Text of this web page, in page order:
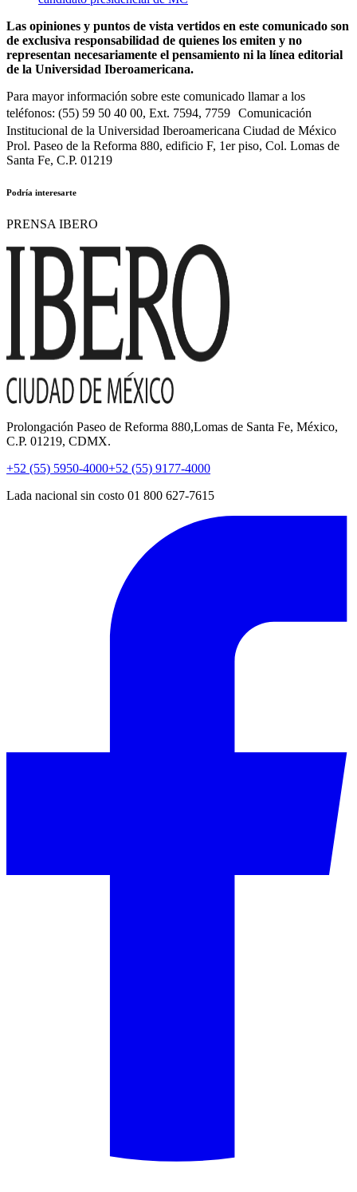
Las opiniones y puntos de vista vertidos en este comunicado son
de exclusiva responsabilidad de quienes los emiten y no
representan necesariamente el pensamiento ni la línea editorial
de la Universidad Iberoamericana.
Para mayor información sobre este comunicado llamar a los
teléfonos: (55) 59 50 40 00, Ext. 7594, 7759 Comunicación
Institucional de la Universidad Iberoamericana Ciudad de México
Prol. Paseo de la Reforma 880, edificio F, 1er piso, Col. Lomas de
Santa Fe, C.P. 01219
Podría interesarte
PRENSA IBERO
Prolongación Paseo de Reforma 880,Lomas de Santa Fe, México,
C.P. 01219, CDMX.
+52 (55) 5950-4000+52 (55) 9177-4000
Lada nacional sin costo 01 800 627-7615